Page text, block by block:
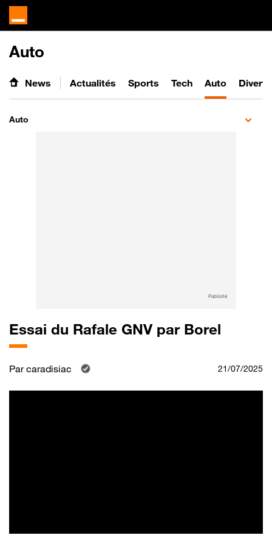
Auto
News Actualités Sports Tech Auto
Auto
Publicité
Essai du Rafale GNV par Borel
Parcaradisiac 21/07/2025